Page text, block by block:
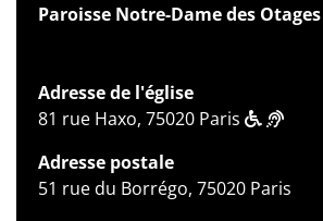
Paroisse Notre-Dame des Otages
Adresse de l'église
81 rue Haxo, 75020 Paris
Adresse postale
51 rue du Borrégo, 75020 Paris